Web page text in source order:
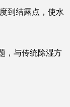
到结露点，使水
，与传统除湿方